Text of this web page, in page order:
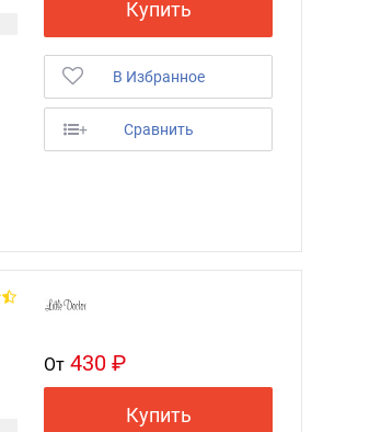
Купить
В Избранное
+ Сравнить
От430 ₽
Купить